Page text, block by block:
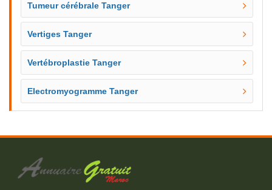
Tumeur cérébrale Tanger
Vertiges Tanger
Vertébroplastie Tanger
Electromyogramme Tanger